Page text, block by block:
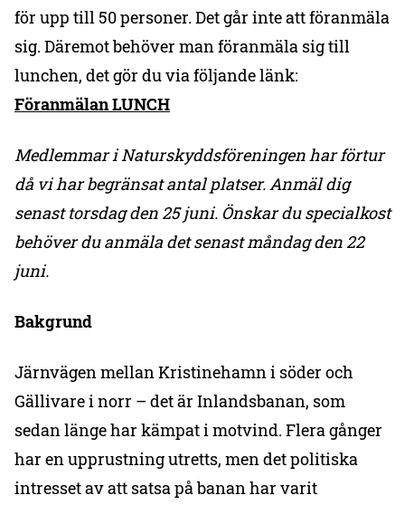
för upp till 50 personer. Det går inte att föranmäla
sig. Däremot behöver man föranmäla sig till
lunchen, det gör du via följande länk:
Föranmälan LUNCH
Medlemmar i Naturskyddsföreningen har förtur
då vi har begränsat antal platser. Anmäl dig
senast torsdag den 25 juni. Önskar du specialkost
behöver du anmäla det senast måndag den 22
juni.
Bakgrund
Järnvägen mellan Kristinehamn i söder och
Gällivare i norr – det är Inlandsbanan, som
sedan länge har kämpat i motvind. Flera gånger
har en upprustning utretts, men det politiska
intresset av att satsa på banan har varit